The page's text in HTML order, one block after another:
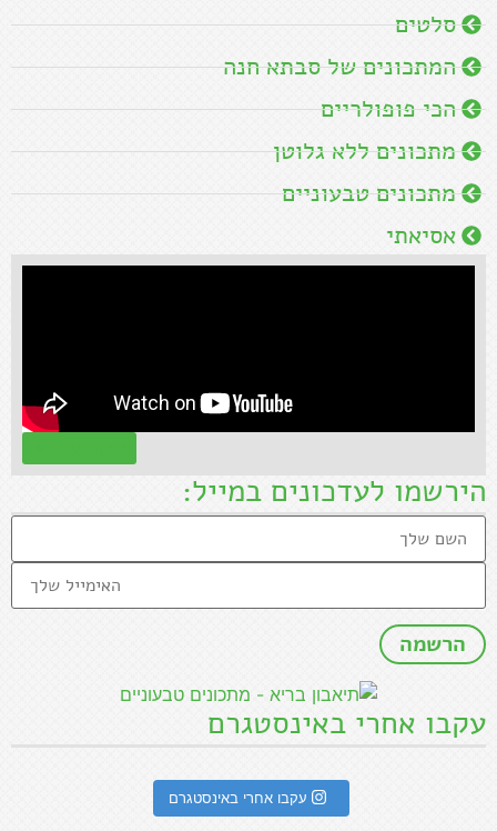
סלטים
המתכונים של סבתא חנה
הכי פופולריים
מתכונים ללא גלוטן
מתכונים טבעוניים
אסיאתי
הירשמו לעדכונים במייל:
עקבו אחרי באינסטגרם
עקבו אחרי באינסטגרם